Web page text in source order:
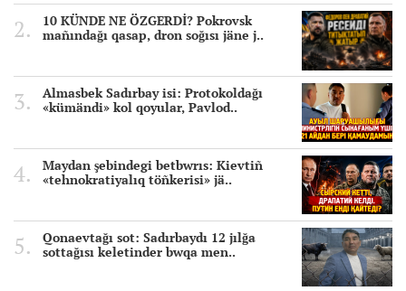
10 KÜNDE NE ÖZGERDİ? Pokrovsk
mañındağı qasap, dron soğısı jäne j..
Almasbek Sadırbay isi: Protokoldağı
«kümändi» kol qoyular, Pavlod..
Maydan şebindegi betbwrıs: Kievtiñ
«tehnokratiyalıq töñkerisi» jä..
Qonaevtağı sot: Sadırbaydı 12 jılğa
sottağısı keletinder bwqa men..